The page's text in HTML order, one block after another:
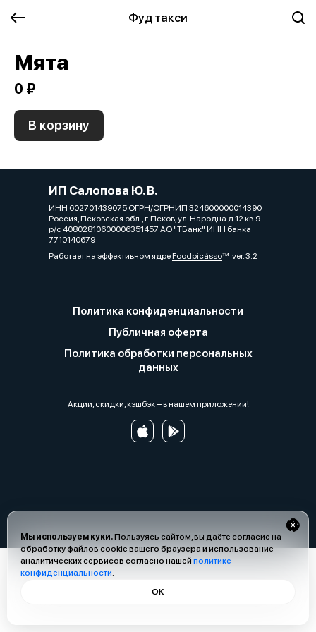
Фуд такси
Мы используем куки.Пользуясь сайтом, вы даёте согласие на
обработку файлов cookie вашего браузера и использование
аналитических сервисов согласно нашей политике
конфиденциальности.
ОК
Мята
0 ₽
В корзину
ИП Салопова Ю. В.
ИНН 602701439075 ОГРН/ОГРНИП 324600000014390
Россия, Псковская обл., г. Псков, ул. Народна д.12 кв.9
р/с 40802810600006351457 АО "ТБанк" ИНН банка
7710140679
Работает на эффективном ядреFoodpicássover. 3.2
Политика конфиденциальности
Публичная оферта
Политика обработки персональных
данных
Акции, скидки, кэшбэк − в нашем приложении!